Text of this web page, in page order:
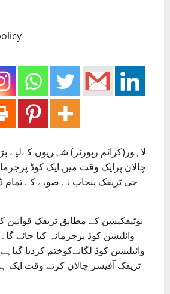
لاہور(کرائم رپورٹر) شہریوں
چالان پرایک وقت میں ایک کوڈ
جی ٹریفک پنجاب نے صوبے کے تمام
نوٹیفکیشن کے مطابق ٹریفک
وائلیشن کوڈ پرجرمانہ کیا جائے
وائیلیشن کوڈ لگانےکوختم کردیا
ٹریفک آفیسر چالان کرتے وقت ایک